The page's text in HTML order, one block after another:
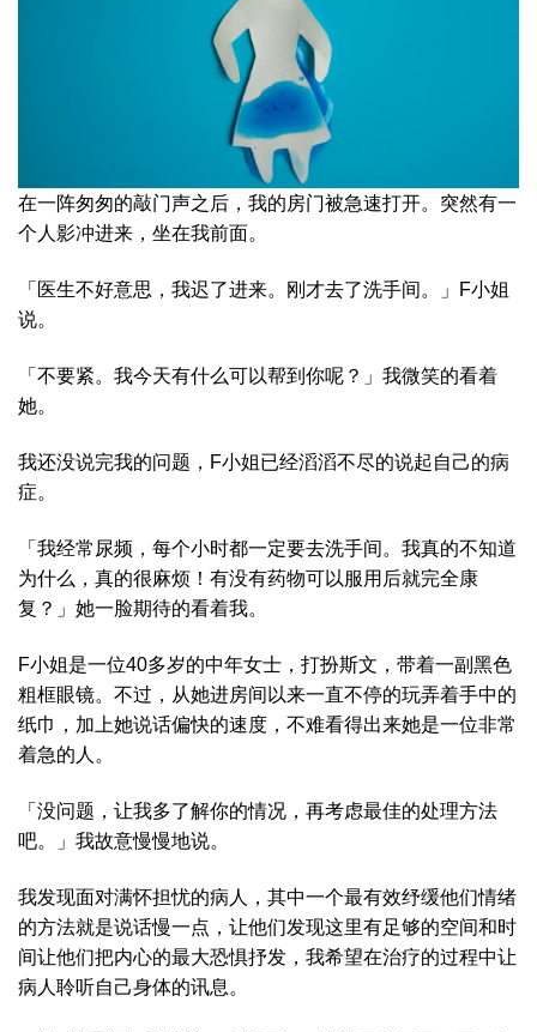
在一阵匆匆的敲门声之后，我的房门被急速打开。突然有一
个人影冲进来，坐在我前面。
「医生不好意思，我迟了进来。刚才去了洗手间。」F小姐
说。
「不要紧。我今天有什么可以帮到你呢？」我微笑的看着
她。
我还没说完我的问题，F小姐已经滔滔不尽的说起自己的病
症。
「我经常尿频，每个小时都一定要去洗手间。我真的不知道
为什么，真的很麻烦！有没有药物可以服用后就完全康
复？」她一脸期待的看着我。
F小姐是一位40多岁的中年女士，打扮斯文，带着一副黑色
粗框眼镜。不过，从她进房间以来一直不停的玩弄着手中的
纸巾，加上她说话偏快的速度，不难看得出来她是一位非常
着急的人。
「没问题，让我多了解你的情况，再考虑最佳的处理方法
吧。」我故意慢慢地说。
我发现面对满怀担忧的病人，其中一个最有效纾缓他们情绪
的方法就是说话慢一点，让他们发现这里有足够的空间和时
间让他们把内心的最大恐惧抒发，我希望在治疗的过程中让
病人聆听自己身体的讯息。